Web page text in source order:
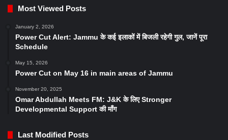
Most Viewed Posts
January 2, 2026
Power Cut Alert: Jammu के कई इलाकों में बिजली रहेगी गुल, जानें पूरा
Schedule
May 15, 2026
Power Cut on May 16 in main areas of Jammu
November 20, 2025
Omar Abdullah Meets FM: J&K के लिए Stronger
Developmental Support की माँग
Last Modified Posts